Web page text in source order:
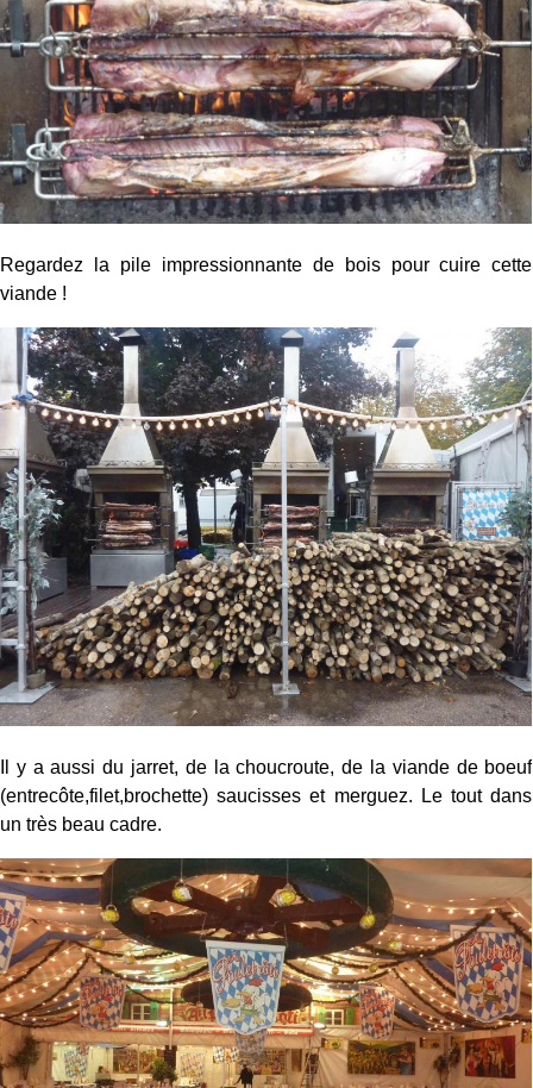
Regardez la pile impressionnante de bois pour cuire cette
viande !
Il y a aussi du jarret, de la choucroute, de la viande de boeuf
(entrecôte,filet,brochette) saucisses et merguez. Le tout dans
un très beau cadre.